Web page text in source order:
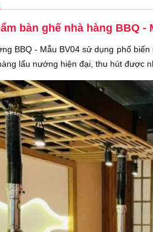
bàn ghế nhà hàng BBQ -
BBQ - Mẫu BV04 sử dụng phổ
lẩu nướng hiện đại, thu hút được